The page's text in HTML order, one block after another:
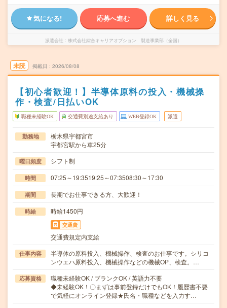
気になる! 応募へ進む 詳しく見る
派遣会社 株式会社綜合キャリアオプション 製造事業部（全国）
未読 掲載日 2026/08/08
【初心者歓迎！】半導体原料の投入・機械操
作・検査/日払いOK
職種未経験OK 交通費別途支給あり WEB登録OK 派遣
勤務地
栃木県宇都宮市
宇都宮駅から車25分
曜日頻度 シフト制
時間 07:25～19:3519:25～07:3508:30～17:30
期間 長期でお仕事できる方、大歓迎！
時給 時給1450円
交通費
交通費規定内支給
仕事内容
半導体の原料投入、機械操作、検査のお仕事です。シリコ
ンウエハ原料投入、機械操作などの機械OP、検査。…
応募資格
職種未経験OK / ブランクOK / 英語力不要
◆未経験OK！〇まずは事前登録だけでもOK！履歴書不要
で気軽にオンライン登録★氏名・職種などを入力す…